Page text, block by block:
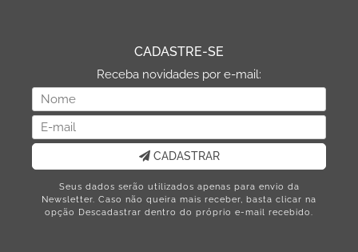
CADASTRE-SE
Receba novidades por e-mail:
CADASTRAR
Seus dados serão utilizados apenas para envio da
Newsletter. Caso não queira mais receber, basta clicar na
opção Descadastrar dentro do próprio e-mail recebido.